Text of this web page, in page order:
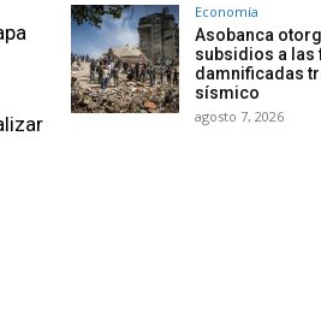
Economía
Asobanca
subsidios a las
damnificadas
sísmico
agosto 7, 2026